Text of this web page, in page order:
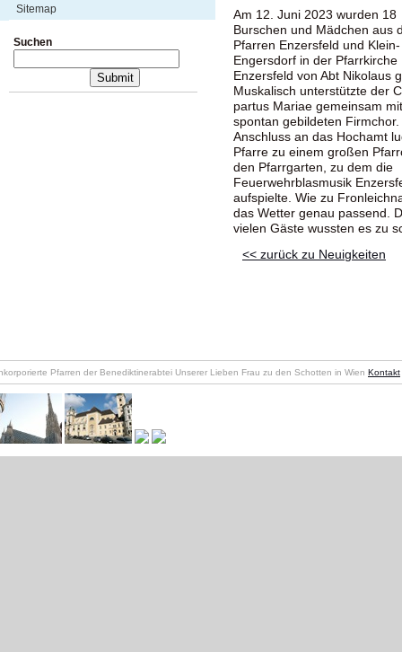
Sitemap
Suchen
Am 12. Juni 2023 wurden 18
Burschen und Mädchen aus
Pfarren Enzersfeld und Klein-
Engersdorf in der Pfarrkirche
Enzersfeld von Abt Nikolaus
Muskalisch unterstützte der
partus Mariae gemeinsam
spontan gebildeten Firmchor.
Anschluss an das Hochamt
Pfarre zu einem großen
den Pfarrgarten, zu dem die
Feuerwehrblasmusik
aufspielte. Wie zu
das Wetter genau passend.
vielen Gäste wussten es zu
<< zurück zu Neuigkeiten
Pfarren der Benediktinerabtei Unserer Lieben Frau zu den Schotten in Wien Kontakt